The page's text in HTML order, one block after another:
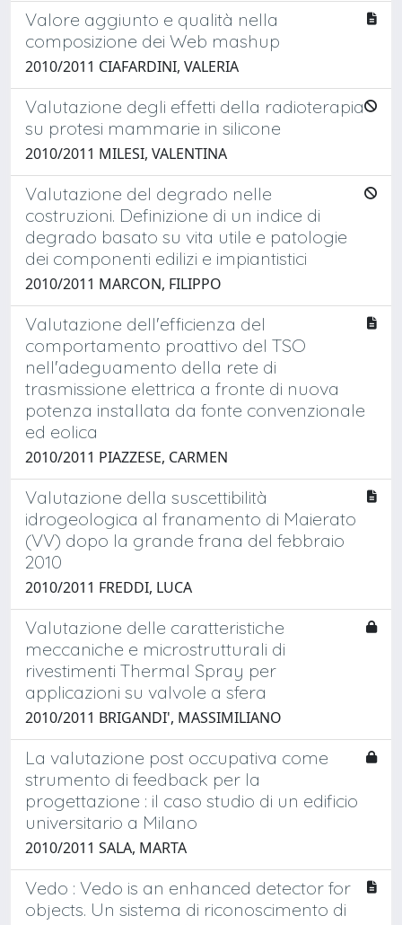
Valore aggiunto e qualità nella
composizione dei Web mashup
2010/2011 CIAFARDINI, VALERIA
Valutazione degli effetti della radioterapia
su protesi mammarie in silicone
2010/2011 MILESI, VALENTINA
Valutazione del degrado nelle
costruzioni. Definizione di un indice di
degrado basato su vita utile e patologie
dei componenti edilizi e impiantistici
2010/2011 MARCON, FILIPPO
Valutazione dell'efficienza del
comportamento proattivo del TSO
nell'adeguamento della rete di
trasmissione elettrica a fronte di nuova
potenza installata da fonte convenzionale
ed eolica
2010/2011 PIAZZESE, CARMEN
Valutazione della suscettibilità
idrogeologica al franamento di Maierato
(VV) dopo la grande frana del febbraio
2010
2010/2011 FREDDI, LUCA
Valutazione delle caratteristiche
meccaniche e microstrutturali di
rivestimenti Thermal Spray per
applicazioni su valvole a sfera
2010/2011 BRIGANDI', MASSIMILIANO
La valutazione post occupativa come
strumento di feedback per la
progettazione : il caso studio di un edificio
universitario a Milano
2010/2011 SALA, MARTA
Vedo : Vedo is an enhanced detector for
objects. Un sistema di riconoscimento di